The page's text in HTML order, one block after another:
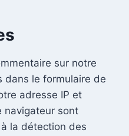
sur notre
dans le formulaire de
adresse IP et
navigateur sont
la détection des